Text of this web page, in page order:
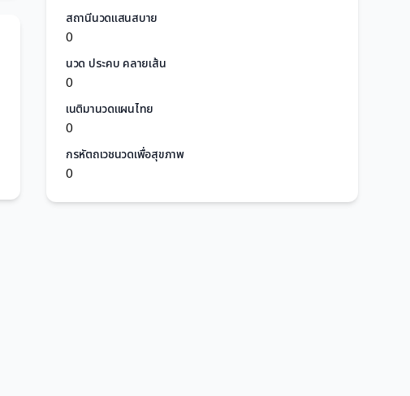
สถานีนวดแสนสบาย
0
นวด ประคบ คลายเส้น
0
เนติมานวดแผนไทย
0
กรหัตถเวชนวดเพื่อสุขภาพ
0